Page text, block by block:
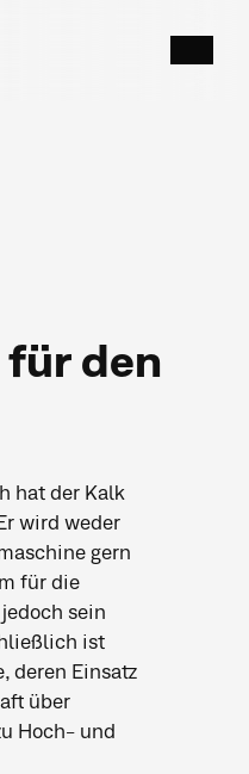
für den
hat der Kalk
wird weder
gern
für die
sein
ist
deren Einsatz
über
Hoch- und